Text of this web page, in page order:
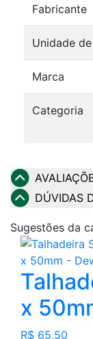
Fabricante
Unidade
Marca
Categoria
DÚVIDAS
Sugestões da
x
R$ 65,50